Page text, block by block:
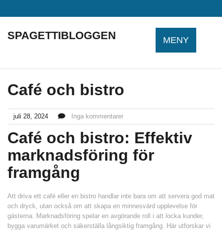
SPAGETTIBLOGGEN MENY
Café och bistro
juli 28, 2024 Inga kommentarer
Café och bistro: Effektiv
marknadsföring för
framgång
Att driva ett café eller en bistro handlar inte bara om att servera god mat
och dryck, utan också om att skapa en minnesvärd upplevelse för
gästerna. Marknadsföring spelar en avgörande roll i att locka kunder,
bygga varumärket och säkerställa långsiktig framgång. Här utforskar vi